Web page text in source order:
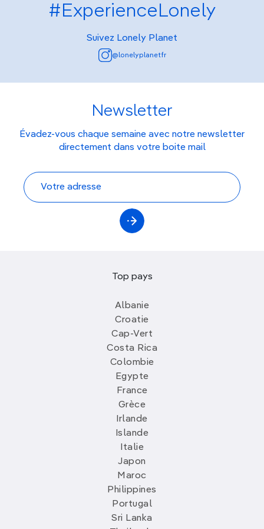
#ExperienceLonely
Suivez Lonely Planet
@lonelyplanetfr
Newsletter
Évadez-vous chaque semaine avec notre newsletter
directement dans votre boite mail
Top pays
Albanie
Croatie
Cap-Vert
Costa Rica
Colombie
Egypte
France
Grèce
Irlande
Islande
Italie
Japon
Maroc
Philippines
Portugal
Sri Lanka